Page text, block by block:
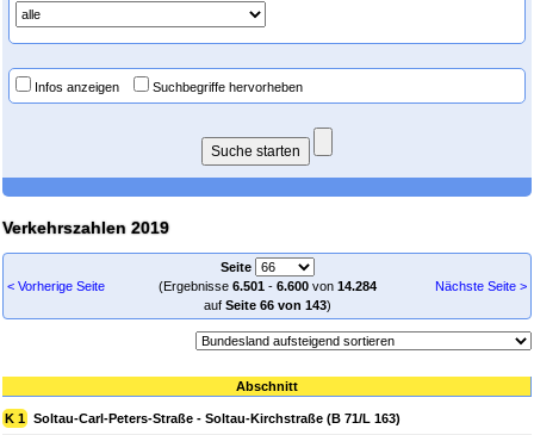
Infos anzeigen Suchbegriffe hervorheben
Verkehrszahlen 2019
< Vorherige Seite
Seite
(Ergebnisse 6.501- 6.600von 14.284
auf Seite 66 von 143)
Nächste Seite >
Abschnitt
K 1 Soltau-Carl-Peters-Straße - Soltau-Kirchstraße (B 71/L 163)